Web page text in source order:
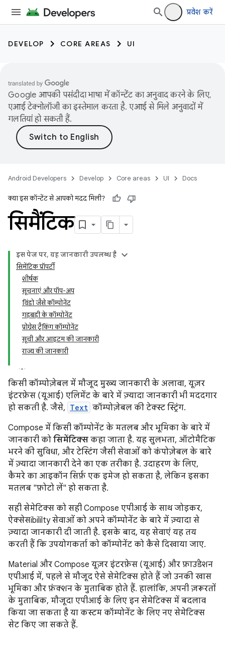
प्रवेश करें
DEVELOP CORE AREAS UI
Google आपकी पसंदीदा भाषा में कॉन्टेंट का अनुवाद करने के लिए,
एआई टेक्नोलॉजी का इस्तेमाल करता है. एआई से मिले अनुवादों में
गलतियां हो सकती हैं.
Android Developers Develop Core areas UI Docs
क्या इस कॉन्टेंट से आपको मदद मिली?
सिमैंटिक
इस पेज पर, यह जानकारी उपलब्ध है
सिमेंटिक प्रॉपर्टी
शीर्षक
सूचनाएं और पॉप-अप
विंडो जैसे कॉम्पोनेंट
गड़बड़ी के कॉम्पोनेंट
प्रोग्रेस ट्रैकिंग कॉम्पोनेंट
सूची और आइटम की जानकारी
राज्य की जानकारी
किसी कॉम्पोज़ेबल में मौजूद मुख्य जानकारी के अलावा, यूज़र
इंटरफ़ेस (यूआई) एलिमेंट के बारे में ज़्यादा जानकारी भी मददगार
हो सकती है. जैसे, Text कॉम्पोज़ेबल की टेक्स्ट स्ट्रिंग.
Compose में किसी कॉम्पोनेंट के मतलब और भूमिका के बारे में
जानकारी को सिमेंटिक्स कहा जाता है. यह सुलभता, ऑटोमैटिक
भरने की सुविधा, और टेस्टिंग जैसी सेवाओं को कंपोज़ेबल के बारे
में ज़्यादा जानकारी देने का एक तरीका है. उदाहरण के लिए,
कैमरे का आइकॉन सिर्फ़ एक इमेज हो सकता है, लेकिन इसका
मतलब "फ़ोटो लें" हो सकता है.
सही सेमेटिक्स को सही Compose एपीआई के साथ जोड़कर,
ऐक्सेसibililty सेवाओं को अपने कॉम्पोनेंट के बारे में ज़्यादा से
ज़्यादा जानकारी दी जाती है. इसके बाद, यह सेवाएं यह तय
करती हैं कि उपयोगकर्ता को कॉम्पोनेंट को कैसे दिखाया जाए.
Material और Compose यूज़र इंटरफ़ेस (यूआई) और फ़ाउंडेशन
एपीआई में, पहले से मौजूद ऐसे सेमेटिक्स होते हैं जो उनकी खास
भूमिका और फ़ंक्शन के मुताबिक होते हैं. हालांकि, अपनी ज़रूरतों
के मुताबिक, मौजूदा एपीआई के लिए इन सेमेटिक्स में बदलाव
किया जा सकता है या कस्टम कॉम्पोनेंट के लिए नए सेमेटिक्स
सेट किए जा सकते हैं.